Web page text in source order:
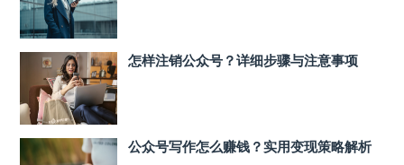
怎样注销公众号？详细步骤与注意事项
公众号写作怎么赚钱？实用变现策略解析